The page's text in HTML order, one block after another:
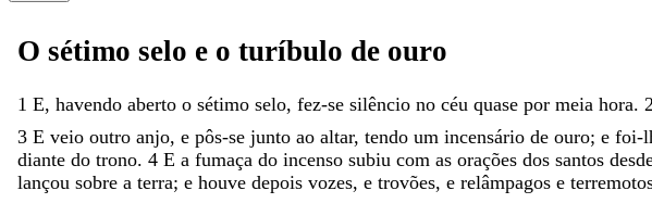
O sétimo selo e o turíbulo de ouro
1 E, havendo aberto o sétimo selo, fez-se silêncio no céu quase por meia hora. 2
3 E veio outro anjo, e pôs-se junto ao altar, tendo um incensário de ouro; e foi-
diante do trono. 4 E a fumaça do incenso subiu com as orações dos santos
lançou sobre a terra; e houve depois vozes, e trovões, e relâmpagos e